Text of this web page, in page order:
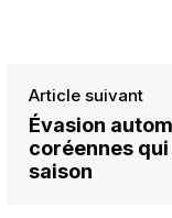
Article suivant
Évasion
coréennes
saison